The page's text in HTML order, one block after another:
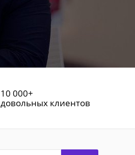
10 000+
довольных клиентов